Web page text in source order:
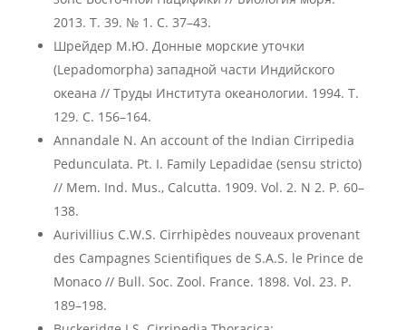
2013. Т. 39. № 1. С. 37–43.
Шрейдер М.Ю. Донные морские уточки
(Lepadomorpha) западной части Индийского
океана // Труды Института океанологии. 1994. Т.
129. С. 156–164.
Annandale N. An account of the Indian Cirripedia
Pedunculata. Pt. I. Family Lepadidae (sensu stricto)
// Mem. Ind. Mus., Calcutta. 1909. Vol. 2. N 2. P. 60–
138.
Aurivillius C.W.S. Cirrhipèdes nouveaux provenant
des Campagnes Scientifiques de S.A.S. le Prince de
Monaco // Bull. Soc. Zool. France. 1898. Vol. 23. P.
189–198.